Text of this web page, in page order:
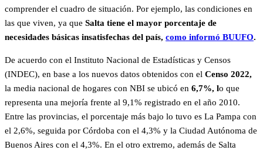
comprender el cuadro de situación. Por ejemplo, las condiciones en
las que viven, ya que Salta tiene el mayor porcentaje de
necesidades básicas insatisfechas del país, como informó BUUFO.
De acuerdo con el Instituto Nacional de Estadísticas y Censos
(INDEC), en base a los nuevos datos obtenidos con el Censo 2022,
la media nacional de hogares con NBI se ubicó en 6,7%, lo que
representa una mejoría frente al 9,1% registrado en el año 2010.
Entre las provincias, el porcentaje más bajo lo tuvo es La Pampa con
el 2,6%, seguida por Córdoba con el 4,3% y la Ciudad Autónoma de
Buenos Aires con el 4,3%. En el otro extremo, además de Salta